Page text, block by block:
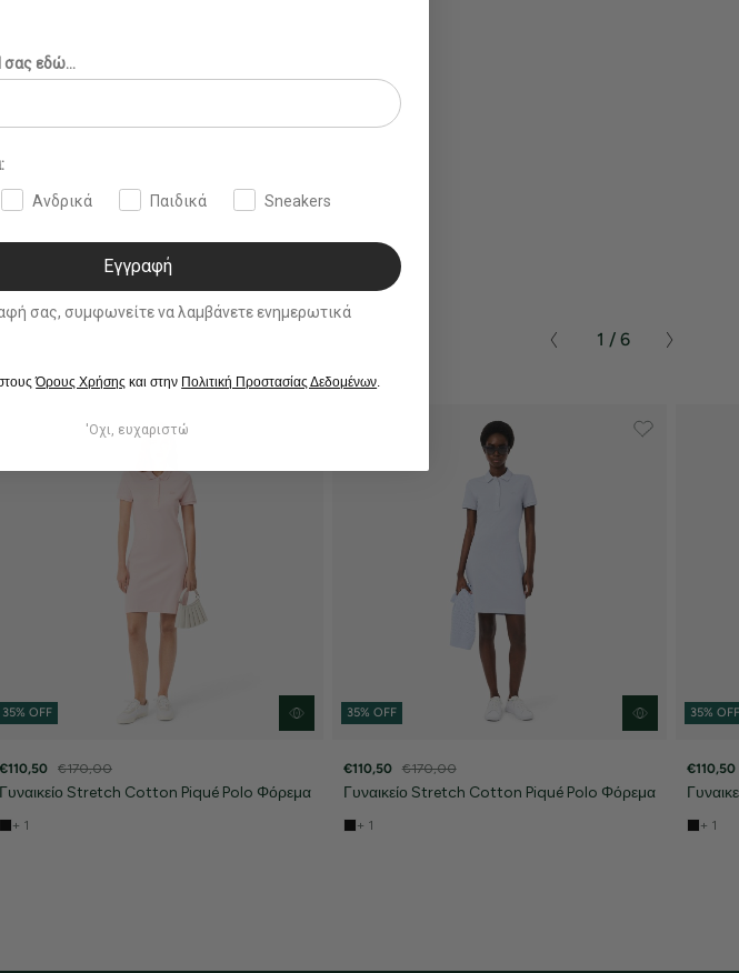
35% OFF
€110,50 €170,00
Γυναικείο Stretch Cotton Piqué Polo Φόρεμα
+ 1
35% OFF
€110,50 €170,00
Γυναικείο Stretch Cotton Piqué Polo Φόρεμα
+ 1
35%
€110,50
+ 1
1 / 6
σας εδώ...
Ανδρικά Παιδικά Sneakers
Εγγραφή
συμφωνείτε να λαμβάνετε ενημερωτικά
Όρους Χρήσης και στην Πολιτική Προστασίας Δεδομένων
'Οχι, ευχαριστώ